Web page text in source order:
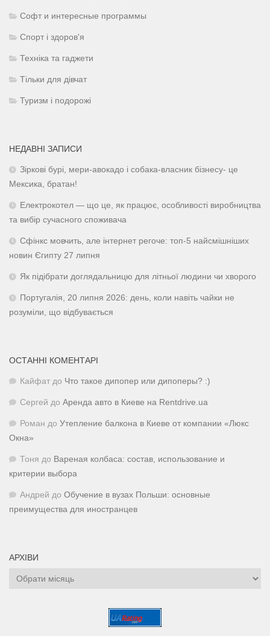
Софт и интересные программы
Спорт і здоров'я
Техніка та гаджети
Тільки для дівчат
Туризм і подорожі
НЕДАВНІ ЗАПИСИ
Зіркові бурі, мери-авокадо і собака-власник бізнесу- це
Мексика, братан!
Електрокотел — що це, як працює, особливості виробництва
та вибір сучасного споживача
Сфінкс мовчить, але інтернет регоче: топ-5 найсмішніших
новин Єгипту 27 липня
Як підібрати доглядальницю для літньої людини чи хворого
Португалія, 20 липня 2026: день, коли навіть чайки не
розуміли, що відбувається
ОСТАННІ КОМЕНТАРІ
Кайфат до Что такое дипопер или дипоперы? :)
Сергей до Аренда авто в Киеве на Rentdrive.ua
Роман до Утепление балкона в Киеве от компании «Люкс
Окна»
Тоня до Вареная колбаса: состав, использование и
критерии выбора
Андрей до Обучение в вузах Польши: основные
преимущества для иностранцев
АРХІВИ
Архіви